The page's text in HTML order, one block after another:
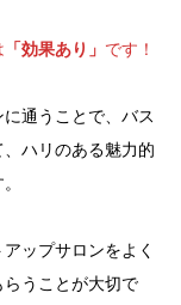
「効果あり」 です！
通うことで、バス
ハリのある魅力的
ップサロンをよく
うことが大切で